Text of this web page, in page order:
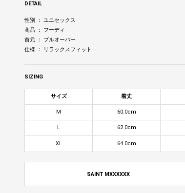
DETAIL
性別 ： ユニセックス
商品 ： フーディ
首元 ： プルオーバー
仕様 ： リラックスフィット
SIZING
サイズ 着丈
M 60.0cm
L 62.0cm
XL 64.0cm
SAINT MXXXXXX